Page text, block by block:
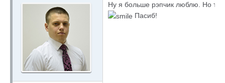
Ну я больше рэпчик люблю. Но
Пасиб!